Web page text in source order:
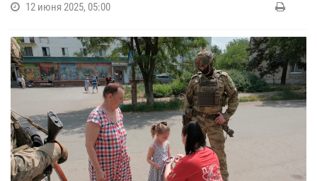
12 июня 2025, 05:00